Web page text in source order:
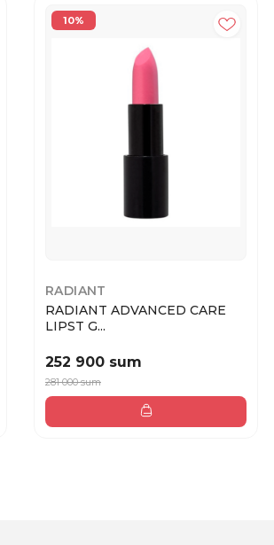
10%
RADIANT
RADIANT ADVANCED CARE
LIPST G...
252 900 sum
281 000 sum